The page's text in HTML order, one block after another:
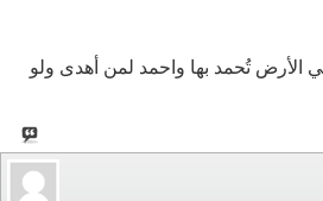
تُحمد بها واحمد لمن أهدى ولو